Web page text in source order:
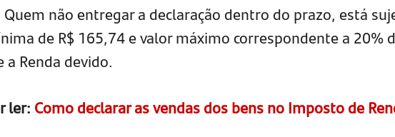
Quem não entregar a declaração dentro do prazo, está
de R$ 165,74 e valor máximo correspondente a 20%
Renda devido.
ler: Como declarar as vendas dos bens no Imposto de